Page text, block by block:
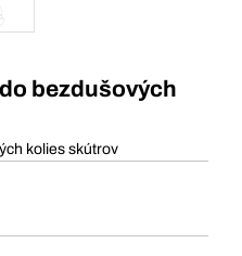
bezdušových
kolies skútrov